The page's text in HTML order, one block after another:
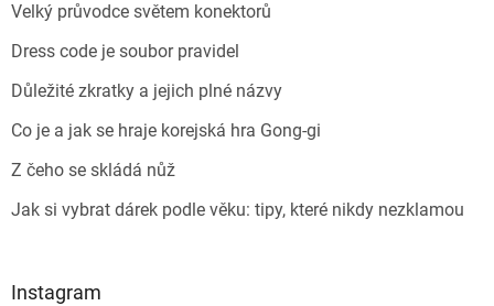
Velký průvodce světem konektorů
Dress code je soubor pravidel
Důležité zkratky a jejich plné názvy
Co je a jak se hraje korejská hra Gong-gi
Z čeho se skládá nůž
Jak si vybrat dárek podle věku: tipy, které nikdy nezklamou
Instagram